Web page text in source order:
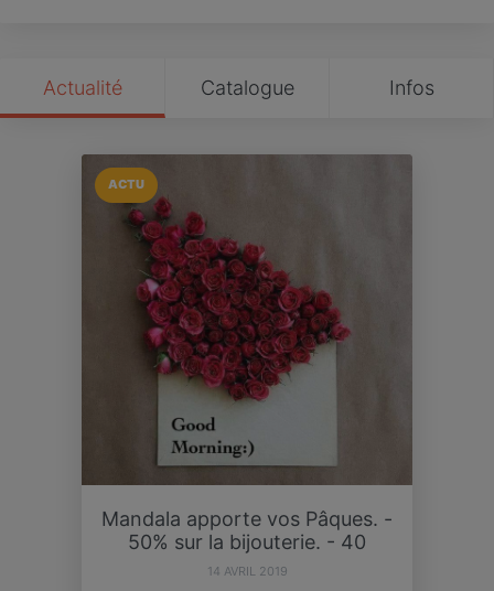
Actualité Catalogue Infos
ACTU
Mandala apporte vos Pâques. -
50% sur la bijouterie. - 40
14 AVRIL 2019